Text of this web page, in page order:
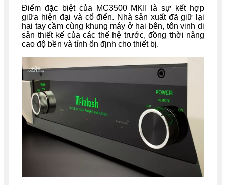
Điểm đặc biệt của MC3500 MKII là sự kết hợp
giữa hiện đại và cổ điển. Nhà sản xuất đã giữ lại
hai tay cầm cùng khung máy ở hai bên, tôn vinh di
sản thiết kế của các thế hệ trước, đồng thời nâng
cao độ bền và tính ổn định cho thiết bị.